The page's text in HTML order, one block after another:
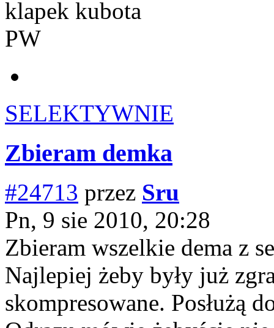
klapek kubota
PW
SELEKTYWNIE
Zbieram demka
#24713 przez Sru
Pn, 9 sie 2010, 20:28
Zbieram wszelkie dema z
Najlepiej żeby były już
skompresowane. Posłużą